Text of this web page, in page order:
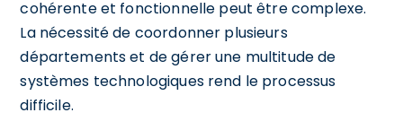
cohérente et fonctionnelle peut être complexe.
La nécessité de coordonner plusieurs
départements et de gérer une multitude de
systèmes technologiques rend le processus
difficile.